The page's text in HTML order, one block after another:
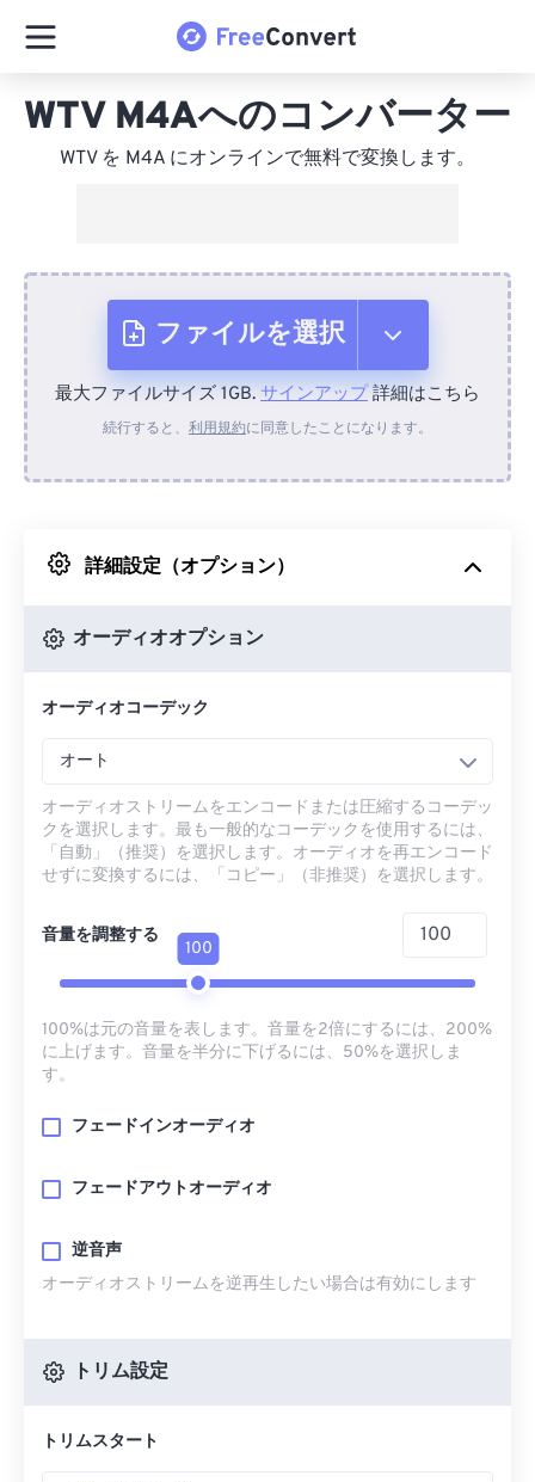
WTV M4Aへのコンバーター
WTV を M4A にオンラインで無料で変換します。
ファイルを選択
デバイスから
Googleドライブから
最大ファイルサイズ 1GB. サインアップ詳細はこちら
続行すると、 利用規約に同意したことになります。
詳細設定（オプション）
オーディオオプション
オーディオコーデック
オート
オーディオストリームをエンコードまたは圧縮するコーデッ
クを選択します。最も一般的なコーデックを使用するには、
「自動」（推奨）を選択します。オーディオを再エンコード
せずに変換するには、「コピー」（非推奨）を選択します。
音量を調整する
100
100%は元の音量を表します。音量を2倍にするには、200%
に上げます。音量を半分に下げるには、50%を選択しま
す。
フェードインオーディオ
フェードアウトオーディオ
逆音声
オーディオストリームを逆再生したい場合は有効にします
トリム設定
トリムスタート